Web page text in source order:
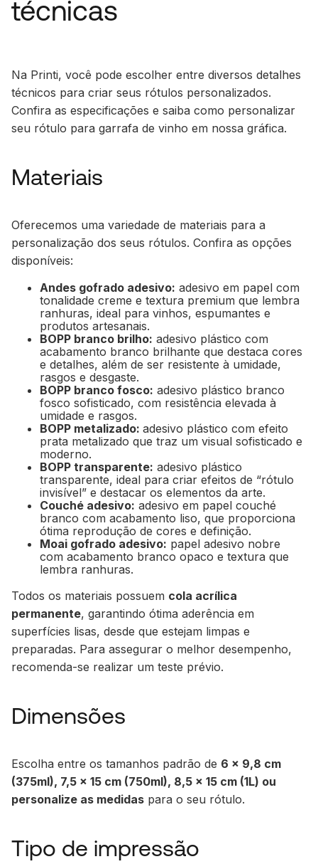
técnicas
Na Printi, você pode escolher entre diversos detalhes
técnicos para criar seus rótulos personalizados.
Confira as especificações e saiba como personalizar
seu rótulo para garrafa de vinho em nossa gráfica.
Materiais
Oferecemos uma variedade de materiais para a
personalização dos seus rótulos. Confira as opções
disponíveis:
Andes gofrado adesivo: adesivo em papel com
tonalidade creme e textura premium que lembra
ranhuras, ideal para vinhos, espumantes e
produtos artesanais.
BOPP branco brilho: adesivo plástico com
acabamento branco brilhante que destaca cores
e detalhes, além de ser resistente à umidade,
rasgos e desgaste.
BOPP branco fosco: adesivo plástico branco
fosco sofisticado, com resistência elevada à
umidade e rasgos.
BOPP metalizado: adesivo plástico com efeito
prata metalizado que traz um visual sofisticado e
moderno.
BOPP transparente: adesivo plástico
transparente, ideal para criar efeitos de “rótulo
invisível” e destacar os elementos da arte.
Couché adesivo: adesivo em papel couché
branco com acabamento liso, que proporciona
ótima reprodução de cores e definição.
Moai gofrado adesivo: papel adesivo nobre
com acabamento branco opaco e textura que
lembra ranhuras.
Todos os materiais possuem cola acrílica
permanente, garantindo ótima aderência em
superfícies lisas, desde que estejam limpas e
preparadas. Para assegurar o melhor desempenho,
recomenda-se realizar um teste prévio.
Dimensões
Escolha entre os tamanhos padrão de 6 x 9,8 cm
(375ml), 7,5 x 15 cm (750ml), 8,5 x 15 cm (1L) ou
personalize as medidas para o seu rótulo.
Tipo de impressão